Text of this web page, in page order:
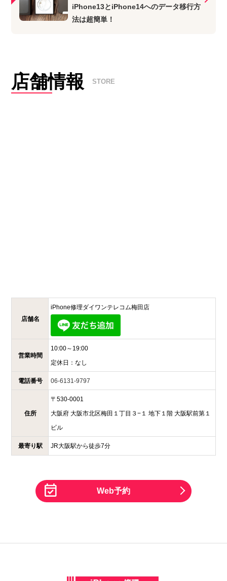
iPhone13とiPhone14へのデータ移行方
法は超簡単！
店舗情報 STORE
店舗名
iPhone修理ダイワンテレコム梅田店
営業時間
10:00～19:00
定休日： なし
電話番号 06-6131-9797
住所
〒 530-0001
大阪府 大阪市北区梅田１丁目３−１ 地下１階 大阪駅前第１
ビル
最寄り駅 JR大阪駅から徒歩7分
Web予約